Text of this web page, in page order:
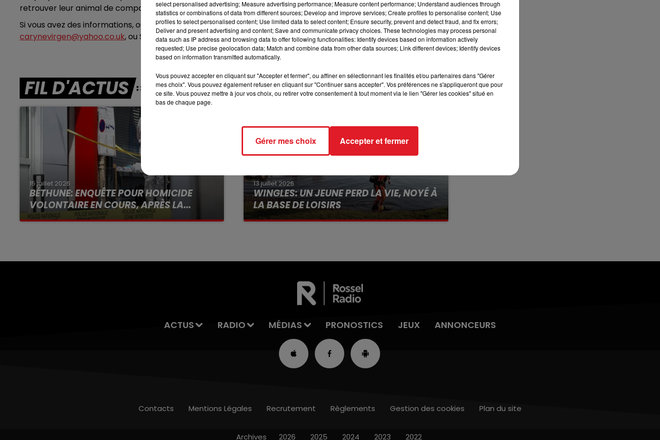
7h00 - 10h00
DEBOUT C'EST L'HEURE
12h00 - 13h00
RDL & VOUS LES APRÈS-MIDI QUI CHANTENT
retrouver leur animal de compagnie le plus vite possible.
Si vous avez des informations, ou si vous avez recueillir Snoopy, vous pouvez envoyer un mail à
carynevirgen@yahoo.co.uk, ou SMS au 06 23 15 28 68 ou par What’s app au +447878266151 ou +44747058059.
FIL D'ACTUS
15 juillet 2026
BÉTHUNE: ENQUÊTE POUR HOMICIDE
VOLONTAIRE EN COURS, APRÈS LA...
Selon les premiers éléments, le logement
13 juillet 2026
WINGLES: UN JEUNE PERD LA VIE, NOYÉ À
LA BASE DE LOISIRS
La victime a coulé à pic
ACTUS RADIO MÉDIAS PRONOSTICS JEUX ANNONCEURS
Contacts Mentions Légales Recrutement Règlements Gestion des cookies Plan du site
Archives 2026 2025 2024 2023 2022
select personalised advertising; Measure advertising performance; Measure content performance; Understand audiences through
statistics or combinations of data from different sources; Develop and improve services; Create profiles to personalise content; Use
profiles to select personalised content; Use limited data to select content; Ensure security, prevent and detect fraud, and fix errors;
Deliver and present advertising and content; Save and communicate privacy choices. These technologies may process personal
data such as IP address and browsing data to offer following functionalities: Identify devices based on information actively
requested; Use precise geolocation data; Match and combine data from other data sources; Link different devices; Identify devices
based on information transmitted automatically.
Vous pouvez accepter en cliquant sur "Accepter et fermer", ou affiner en sélectionnant les finalités et/ou partenaires dans "Gérer
mes choix". Vous pouvez également refuser en cliquant sur "Continuer sans accepter". Vos préférences ne s'appliqueront que pour
ce site. Vous pouvez mettre à jour vos choix, ou retirer votre consentement à tout moment via le lien "Gérer les cookies" situé en
bas de chaque page.
Gérer mes choix Accepter et fermer